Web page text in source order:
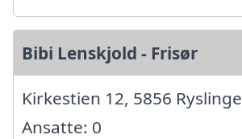
Bibi Lenskjold - Frisør
Kirkestien 12, 5856 Ryslinge
Ansatte: 0